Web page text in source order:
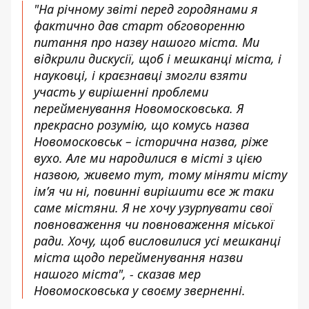
"На річному звіті перед городянами я
фактично дав старт обговоренню
питання про назву нашого міста. Ми
відкрили дискусії, щоб і мешканці міста, і
науковці, і краєзнавці змогли взяти
участь у вирішенні проблеми
перейменування Новомосковська. Я
прекрасно розумію, що комусь назва
Новомосковськ – історична назва, ріже
вухо. Але ми народилися в місті з цією
назвою, живемо тут, тому міняти місту
ім’я чи ні, повинні вирішити все ж таки
саме містяни. Я не хочу узурпувати свої
повноваження чи повноваження міської
ради. Хочу, щоб висловилися усі мешканці
міста щодо перейменування назви
нашого міста", - сказав мер
Новомосковська у своєму зверненні.